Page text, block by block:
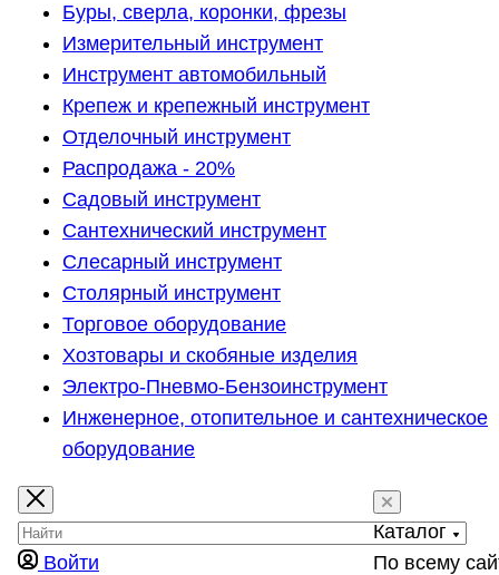
Буры, сверла, коронки, фрезы
Измерительный инструмент
Инструмент автомобильный
Крепеж и крепежный инструмент
Отделочный инструмент
Распродажа - 20%
Садовый инструмент
Сантехнический инструмент
Слесарный инструмент
Столярный инструмент
Торговое оборудование
Хозтовары и скобяные изделия
Электро-Пневмо-Бензоинструмент
Инженерное, отопительное и сантехническое
оборудование
Каталог
По всему
Войти